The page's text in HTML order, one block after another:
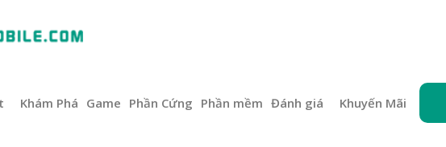
Khám Phá Game Phần Cứng Phần mềm Đánh giá Khuyến Mãi